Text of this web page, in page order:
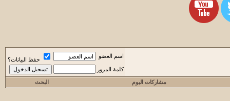
اسم العضو
حفظ البيانات؟
كلمة المرور
مشاركات اليوم البحث